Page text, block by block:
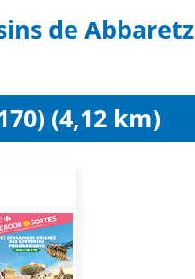
de Abbaretz
(4,12 km)